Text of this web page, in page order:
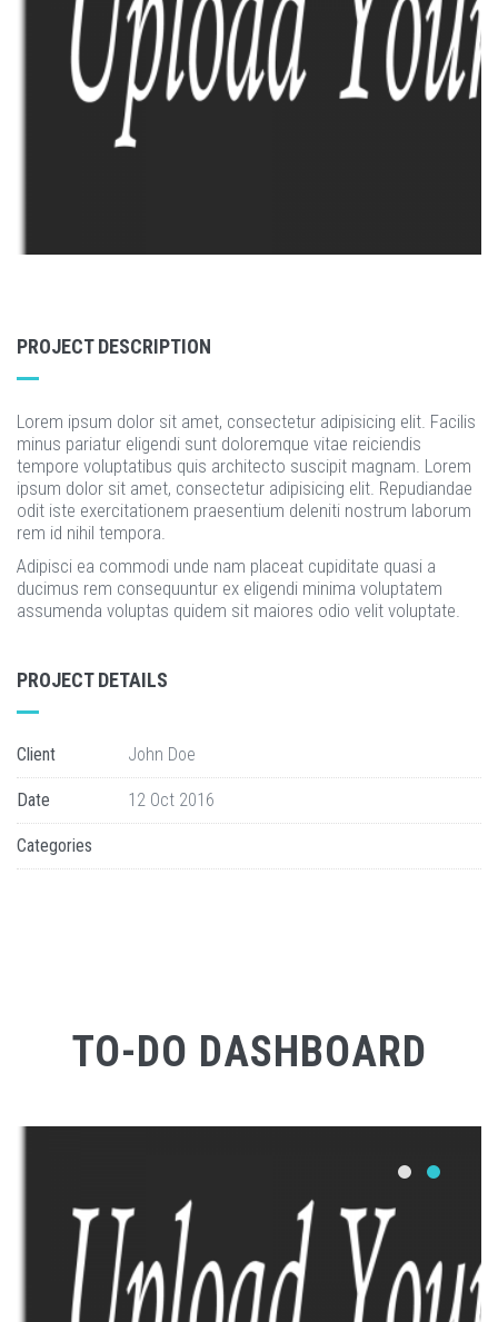
PROJECT DESCRIPTION
Lorem ipsum dolor sit amet, consectetur adipisicing elit. Facilis
minus pariatur eligendi sunt doloremque vitae reiciendis
tempore voluptatibus quis architecto suscipit magnam. Lorem
ipsum dolor sit amet, consectetur adipisicing elit. Repudiandae
odit iste exercitationem praesentium deleniti nostrum laborum
rem id nihil tempora.
Adipisci ea commodi unde nam placeat cupiditate quasi a
ducimus rem consequuntur ex eligendi minima voluptatem
assumenda voluptas quidem sit maiores odio velit voluptate.
PROJECT DETAILS
Client John Doe
Date 12 Oct 2016
Categories
TO-DO DASHBOARD